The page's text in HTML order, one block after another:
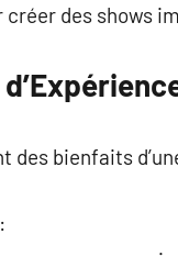
créer des shows
des bienfaits